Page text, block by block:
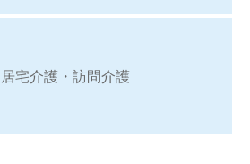
居宅介護・訪問介護